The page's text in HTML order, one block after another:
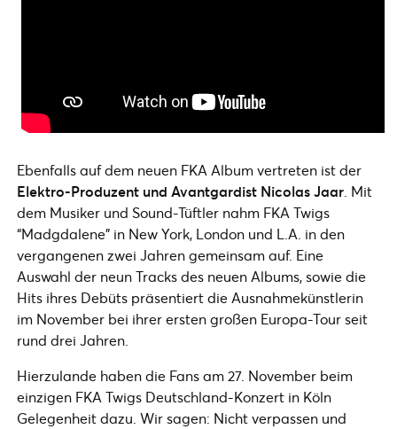
Ebenfalls auf dem neuen FKA Album vertreten ist der
Elektro-Produzent und Avantgardist Nicolas Jaar. Mit
dem Musiker und Sound-Tüftler nahm FKA Twigs
“Madgdalene” in New York, London und L.A. in den
vergangenen zwei Jahren gemeinsam auf. Eine
Auswahl der neun Tracks des neuen Albums, sowie die
Hits ihres Debüts präsentiert die Ausnahmekünstlerin
im November bei ihrer ersten großen Europa-Tour seit
rund drei Jahren.
Hierzulande haben die Fans am 27. November beim
einzigen FKA Twigs Deutschland-Konzert in Köln
Gelegenheit dazu. Wir sagen: Nicht verpassen und